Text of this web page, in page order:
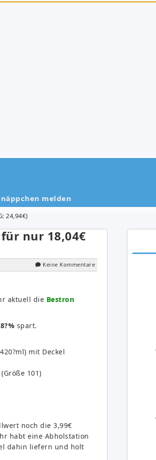
melden
24,94€)
nur 18,04€
Keine Kommentare
aktuell die Bestron
spart.
mit Deckel
101)
noch die 3,99€
habt eine Abholstation
dahin liefern und holt